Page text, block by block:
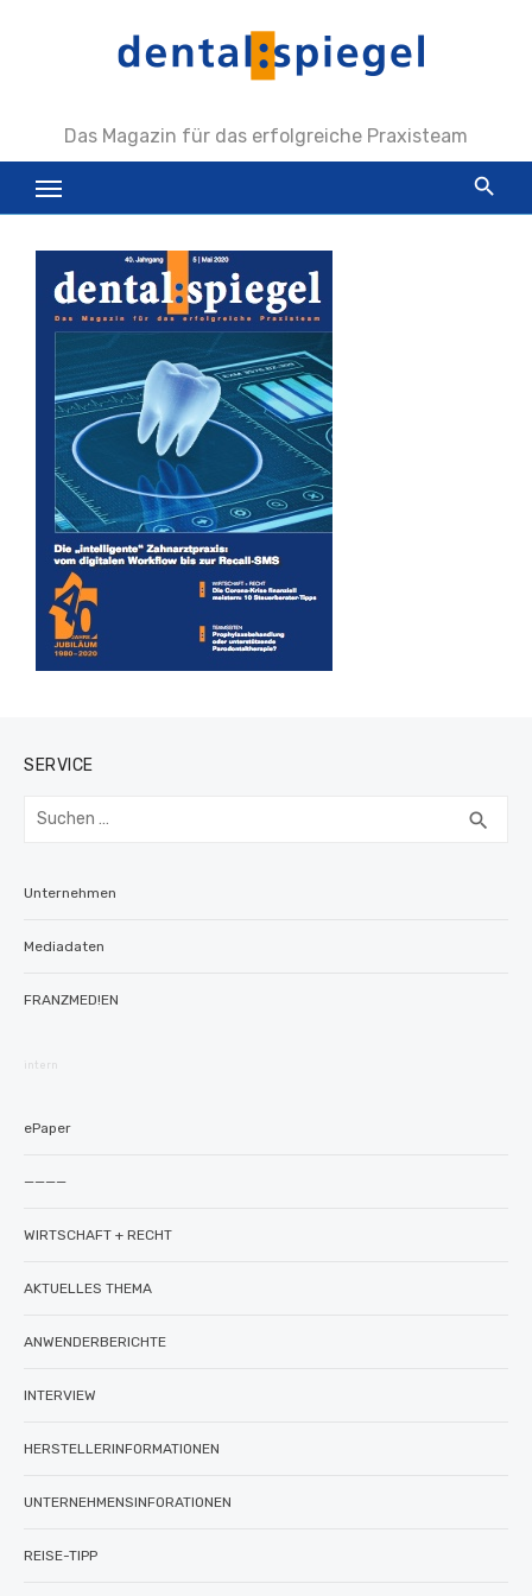
Das Magazin für das erfolgreiche Praxisteam
SERVICE
Suchen
search
Unternehmen
Mediadaten
FRANZMED!EN
intern
ePaper
————
WIRTSCHAFT + RECHT
AKTUELLES THEMA
ANWENDERBERICHTE
INTERVIEW
HERSTELLERINFORMATIONEN
UNTERNEHMENSINFORATIONEN
REISE-TIPP